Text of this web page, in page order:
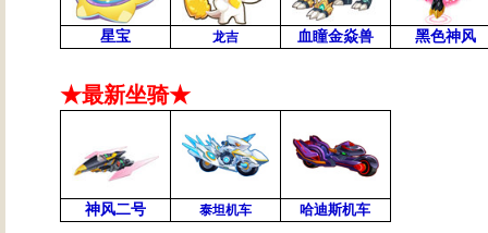
星宝 龙吉 血瞳金焱兽 黑色神风
★最新坐骑★
神风二号 泰坦机车 哈迪斯机车